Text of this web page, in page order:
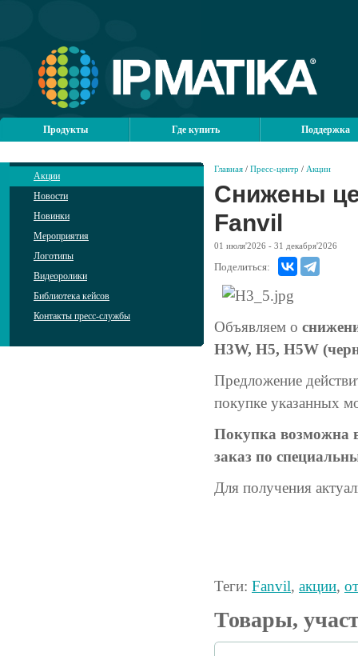
Продукты Где купить Поддержка
Акции
Новости
Новинки
Мероприятия
Логотипы
Видеоролики
Библиотека кейсов
Контакты пресс-службы
Главная / Пресс-центр / Акции
Снижены
Fanvil
01 июля'2026 - 31 декабря'2026
Поделиться:
Объявляем о
H3W, H5, H5W
Предложение
покупке указанных
Покупка возможна в
заказ по
Для получения
Теги: Fanvil, акции,
Товары,